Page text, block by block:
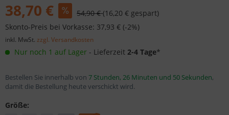
38,70 € 54,90 €(16,20 € gespart)
Skonto-Preis bei Vorkasse: 37,93 € (-2%)
inkl. MwSt. zzgl. Versandkosten
Nur noch 1 auf Lager - Lieferzeit 2-4 Tage*
Bestellen Sie innerhalb von 7 Stunden, 26 Minuten und 50 Sekunden,
damit die Bestellung heute verschickt wird.
Größe: